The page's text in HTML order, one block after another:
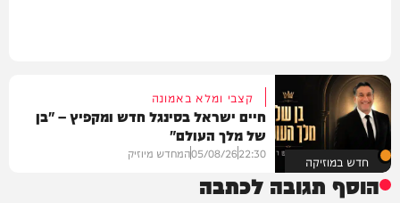
חדש במוזיקה
קצבי ומלא באמונה
חיים ישראל בסינגל חדש ומקפיץ – "בן
של מלך העולם"
22:30
05/08/26המחדש מיוזיק
הוסף תגובה לכתבה